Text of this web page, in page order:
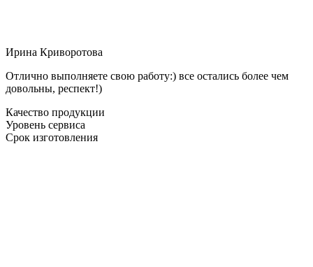
Ирина Криворотова
Отлично выполняете свою работу:) все остались более чем
довольны, респект!)
Качество продукции
Уровень сервиса
Срок изготовления